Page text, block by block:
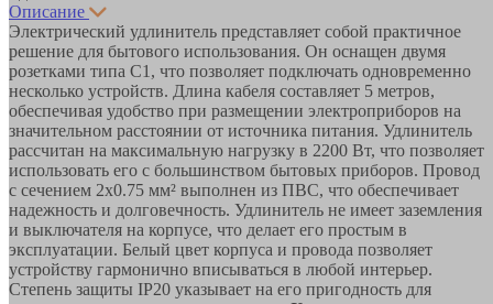
Описание
Электрический удлинитель представляет собой практичное
решение для бытового использования. Он оснащен двумя
розетками типа C1, что позволяет подключать одновременно
несколько устройств. Длина кабеля составляет 5 метров,
обеспечивая удобство при размещении электроприборов на
значительном расстоянии от источника питания. Удлинитель
рассчитан на максимальную нагрузку в 2200 Вт, что позволяет
использовать его с большинством бытовых приборов. Провод
с сечением 2х0.75 мм² выполнен из ПВС, что обеспечивает
надежность и долговечность. Удлинитель не имеет заземления
и выключателя на корпусе, что делает его простым в
эксплуатации. Белый цвет корпуса и провода позволяет
устройству гармонично вписываться в любой интерьер.
Степень защиты IP20 указывает на его пригодность для